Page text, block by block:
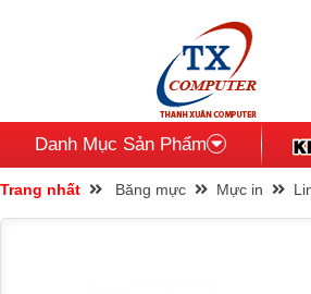
Danh Mục Sản Phẩm
Trang nhất Băng mực Mực in